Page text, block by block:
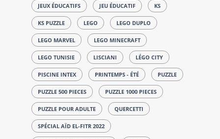
JEUX ÉDUCATIFS JEU ÉDUCATIF KS
KS PUZZLE LEGO LEGO DUPLO
LEGO MARVEL LEGO MINECRAFT
LEGO TUNISIE LISCIANI LÉGO CITY
PISCINE INTEX PRINTEMPS - ÉTÉ PUZZLE
PUZZLE 500 PIECES PUZZLE 1000 PIECES
PUZZLE POUR ADULTE QUERCETTI
SPÉCIAL AÏD EL-FITR 2022